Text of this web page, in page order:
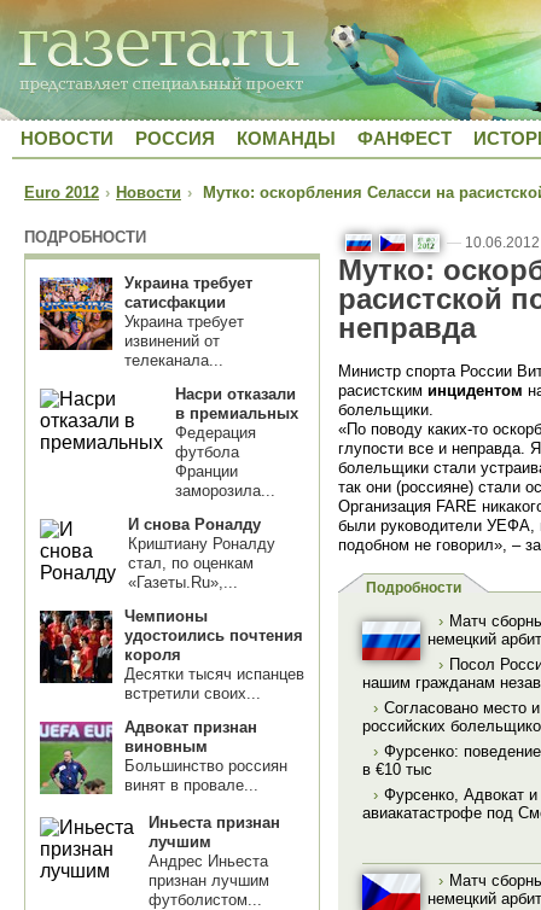
НОВОСТИ РОССИЯ КОМАНДЫ ФАНФЕСТ
Euro 2012 › Новости › Мутко: оскорбления Селасси на
ПОДРОБНОСТИ
Украина требует
сатисфакции
Украина требует
извинений от
телеканала...
Насри отказали
в премиальных
Федерация
футбола
Франции
заморозила...
И снова Роналду
Криштиану Роналду
стал, по оценкам
«Газеты.Ru»,...
Чемпионы
удостоились почтения
короля
Десятки тысяч испанцев
встретили своих...
Адвокат признан
виновным
Большинство россиян
винят в провале...
Иньеста признан
лучшим
Андрес Иньеста
признан лучшим
футболистом...
—
Мутко:
расистской
неправда
Министр спорта России
расистским инцидентом
болельщики.
«По поводу каких-то
глупости все и
болельщики стали
так они (россияне) стали
Организация FARE
были руководители УЕФА,
подобном не говорил», –
Подробности
› Матч
немецкий
› Посол
нашим гражданам
› Согласовано место
российских
› Фурсенко:
в €10 тыс
› Фурсенко, Адвокат
авиакатастрофе под
› Матч
немецкий